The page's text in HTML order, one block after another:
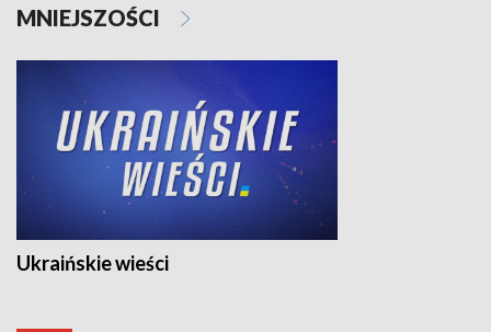
MNIEJSZOŚCI
Ukraińskie wieści